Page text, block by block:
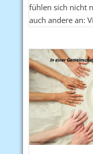
fühlen sich nicht
auch andere an: